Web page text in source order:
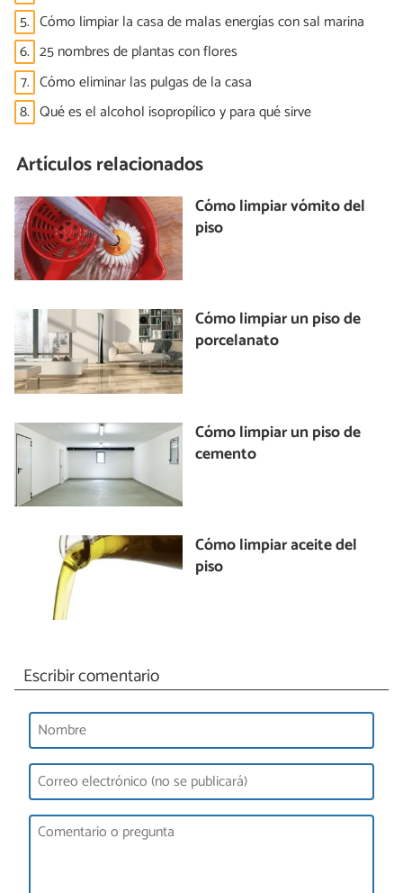
5. Cómo limpiar la casa de malas energías con sal marina
6. 25 nombres de plantas con flores
7. Cómo eliminar las pulgas de la casa
8. Qué es el alcohol isopropílico y para qué sirve
Artículos relacionados
Cómo limpiar vómito del
piso
Cómo limpiar un piso de
porcelanato
Cómo limpiar un piso de
cemento
Cómo limpiar aceite del
piso
Escribir comentario